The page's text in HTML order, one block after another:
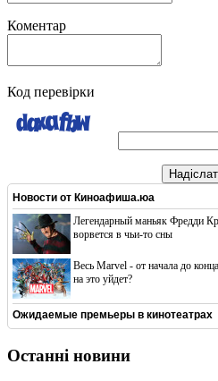
Коментар
Код перевірки
Новости от Киноафиша.юа
Легендарный маньяк Фредди
ворвется в чьи-то сны
Весь Marvel - от начала до
на это уйдет?
Ожидаемые премьеры в кинотеатрах
Останні новини